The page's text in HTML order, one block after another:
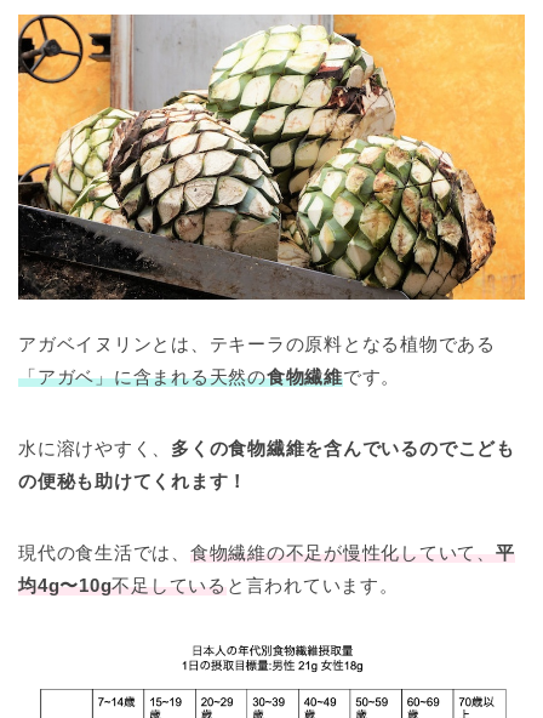
アガベイヌリンとは、テキーラの原料となる植物である
「アガベ」に含まれる天然の食物繊維です。
水に溶けやすく、 多くの食物繊維を含んでいるのでこども
の便秘も助けてくれます！
現代の食生活では、 食物繊維の不足が慢性化していて、平
均4g〜10g不足している と言われています。